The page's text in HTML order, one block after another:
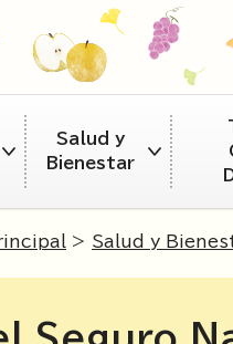
Salud y
Bienestar
> Salud y